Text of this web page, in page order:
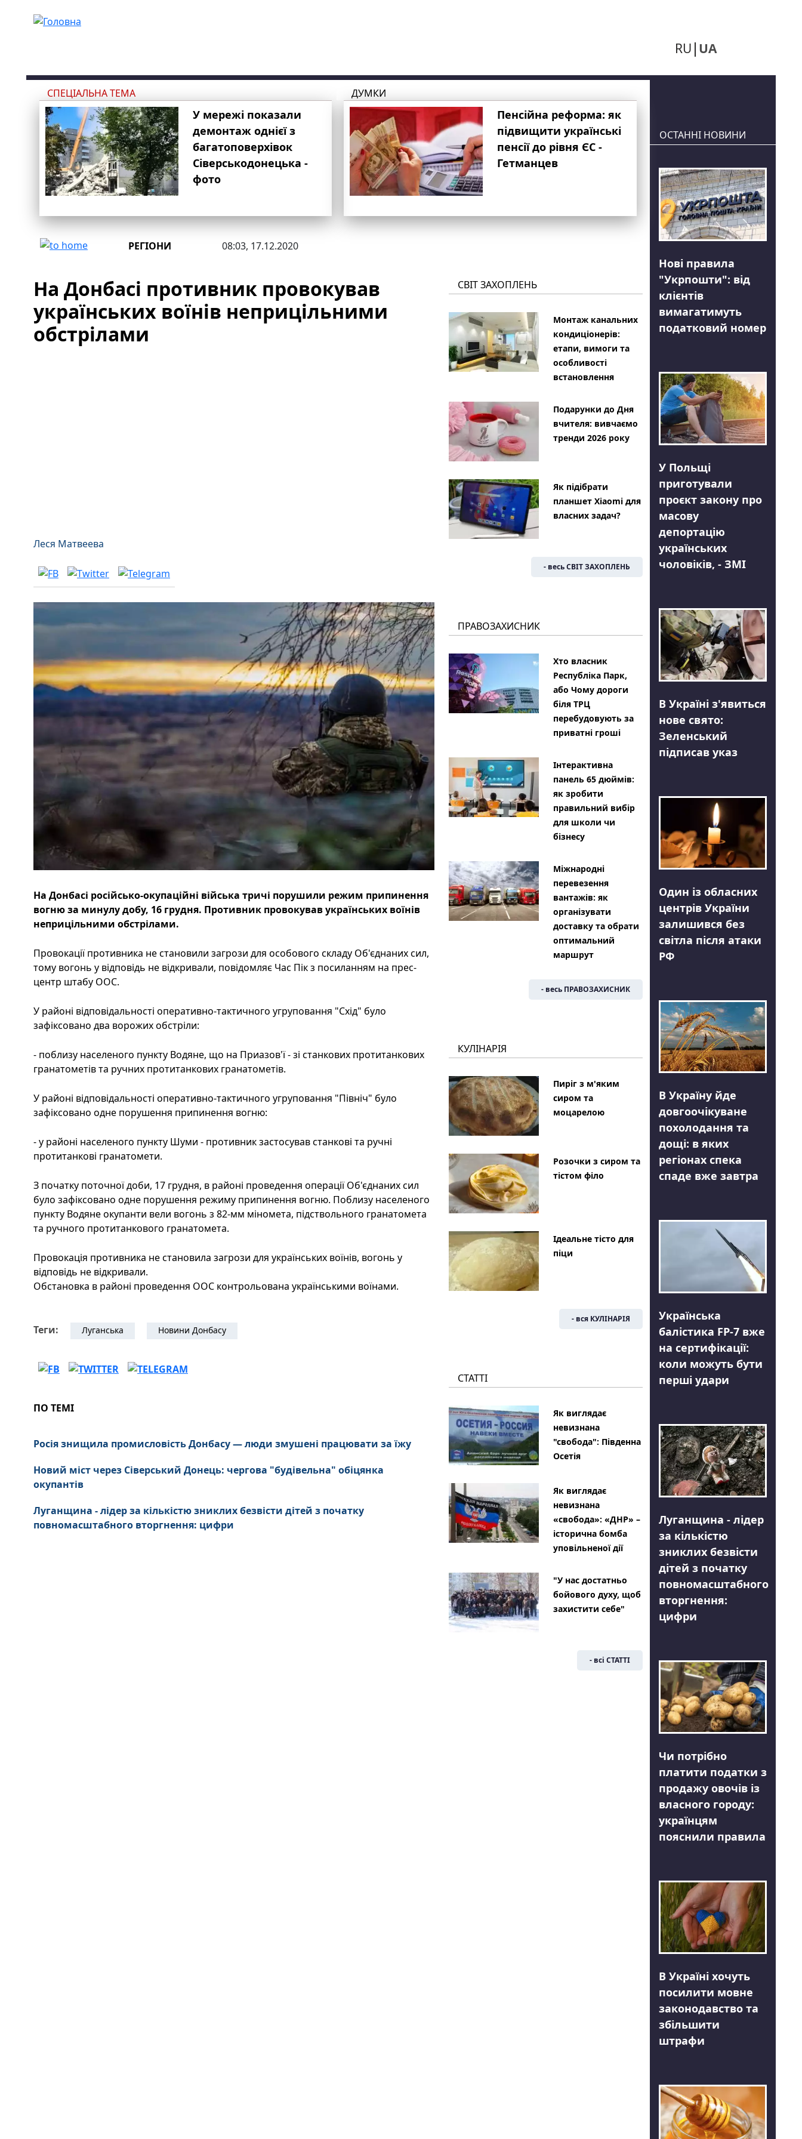
RU UA
СПЕЦІАЛЬНА ТЕМА
У мережі показали
демонтаж однієї з
багатоповерхівок
Сіверськодонецька -
фото
ДУМКИ
Пенсійна реформа: як
підвищити українські
пенсії до рівня ЄС -
Гетманцев
РЕГІОНИ 08:03, 17.12.2020
На Донбасі противник провокував
українських воїнів неприцільними
обстрілами
Леся Матвеева
На Донбасі російсько-окупаційні війська тричі порушили режим припинення
вогню за минулу добу, 16 грудня. Противник провокував українських воїнів
неприцільними обстрілами.
Провокації противника не становили загрози для особового складу Об'єднаних сил,
тому вогонь у відповідь не відкривали, повідомляє Час Пік з посиланням на прес-
центр штабу ООС.
У районі відповідальності оперативно-тактичного угруповання "Схід" було
зафіксовано два ворожих обстріли:
- поблизу населеного пункту Водяне, що на Приазов'ї - зі станкових протитанкових
гранатометів та ручних протитанкових гранатометів.
У районі відповідальності оперативно-тактичного угруповання "Північ" було
зафіксовано одне порушення припинення вогню:
- у районі населеного пункту Шуми - противник застосував станкові та ручні
протитанкові гранатомети.
З початку поточної доби, 17 грудня, в районі проведення операції Об'єднаних сил
було зафіксовано одне порушення режиму припинення вогню. Поблизу населеного
пункту Водяне окупанти вели вогонь з 82-мм міномета, підствольного гранатомета
та ручного протитанкового гранатомета.
Провокація противника не становила загрози для українських воїнів, вогонь у
відповідь не відкривали.
Обстановка в районі проведення ООС контрольована українськими воїнами.
Теги: Луганська Новини Донбасу
ПО ТЕМІ
Росія знищила промисловість Донбасу — люди змушені працювати за їжу
Новий міст через Сіверський Донець: чергова "будівельна" обіцянка
окупантів
Луганщина - лідер за кількістю зниклих безвісти дітей з початку
повномасштабного вторгнення: цифри
СВІТ ЗАХОПЛЕНЬ
Монтаж канальних
кондиціонерів:
етапи, вимоги та
особливості
встановлення
Подарунки до Дня
вчителя: вивчаємо
тренди 2026 року
Як підібрати
планшет Xiaomi для
власних задач?
- весь СВІТ ЗАХОПЛЕНЬ
ПРАВОЗАХИСНИК
Хто власник
Республіка Парк,
або Чому дороги
біля ТРЦ
перебудовують за
приватні гроші
Інтерактивна
панель 65 дюймів:
як зробити
правильний вибір
для школи чи
бізнесу
Міжнародні
перевезення
вантажів: як
організувати
доставку та обрати
оптимальний
маршрут
- весь ПРАВОЗАХИСНИК
КУЛІНАРІЯ
Пиріг з м'яким
сиром та
моцарелою
Розочки з сиром та
тістом філо
Ідеальне тісто для
піци
- вся КУЛІНАРІЯ
СТАТТІ
Як виглядає
невизнана
"свобода": Південна
Осетія
Як виглядає
невизнана
«свобода»: «ДНР» –
історична бомба
уповільненої дії
"У нас достатньо
бойового духу, щоб
захистити себе"
- всі СТАТТІ
ОСТАННІ НОВИНИ
Нові правила
"Укрпошти": від
клієнтів
вимагатимуть
податковий номер
У Польщі
приготували
проєкт закону про
масову
депортацію
українських
чоловіків, - ЗМІ
В Україні з'явиться
нове свято:
Зеленський
підписав указ
Один із обласних
центрів України
залишився без
світла після атаки
РФ
В Україну йде
довгоочікуване
похолодання та
дощі: в яких
регіонах спека
спаде вже завтра
Українська
балістика FP-7 вже
на сертифікації:
коли можуть бути
перші удари
Луганщина - лідер
за кількістю
зниклих безвісти
дітей з початку
повномасштабного
вторгнення:
цифри
Чи потрібно
платити податки з
продажу овочів із
власного городу:
українцям
пояснили правила
В Україні хочуть
посилити мовне
законодавство та
збільшити
штрафи